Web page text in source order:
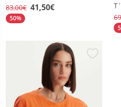
83,00€ 41,50€
50%